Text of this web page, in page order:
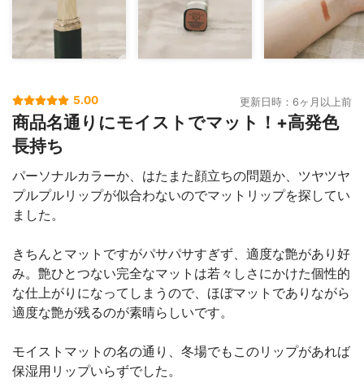
5.00 更新日時：6ヶ月以上前
商品名通りにモイストでマット！+高発色
長持ち
パーソナルカラーか、はたまた顔立ちの問題か、ツヤツヤ
プルプルリップが似合わないのでマットリップを探してい
ました。
きちんとマットですがパサパサすぎず、適度な艶があり好
み。艶ひとつない完全なマットは若々しさにかけた個性的
な仕上がりになってしまうので、ほぼマットでありながら
適度な艶が残るのが素晴らしいです。
モイストマットの名の通り、冬場でもこのリップがあれば
保湿用リップいらずでした。